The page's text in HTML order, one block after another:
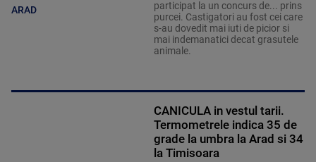
ARAD
participat la un concurs de... prins
purcei. Castigatori au fost cei care
s-au dovedit mai iuti de picior si
mai indemanatici decat grasutele
animale.
CANICULA in vestul tarii.
Termometrele indica 35 de
grade la umbra la Arad si 34
la Timisoara